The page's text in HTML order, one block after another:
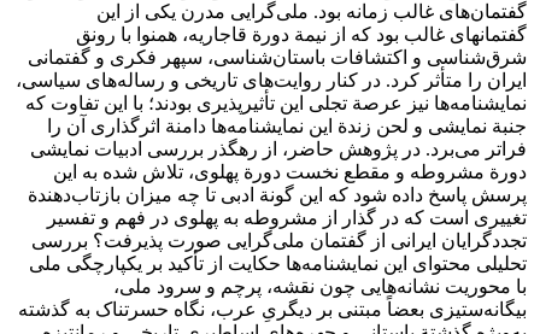
گفتمان‌های غالب زمانه بود. ملی‌گرایی مدرن یکی از این
گفتمان‎های غالب بود که از نیمة دورة قاجاریه، همنوا با رونق
شرق‌شناسی و اکتشافات باستان‌شناسی، سپهر فکری و گفتمانی
ایران را متأثر کرد. در کنار روایت‌های تاریخی و رساله‌های سیاسی،
نمایشنامه‌ها نیز عرصة تجلی این تأثیرپذیری بودند؛ با این تفاوت که
جنبة نمایشی و لحن زندة این نمایشنامه‌ها دامنة اثرگذاری آن را
فراتر می‌برد. در پژوهش حاضر، از رهگذر بررسی ادبیات نمایشی
دورة مشروطه و مقطع نخست دورة پهلوی، تلاش شده به این
پرسش پاسخ داده شود که این گونة ادبی تا چه میزان بازتاب‌دهندة
تغییری است که در گذار از مشروطه به پهلوی در فهم و تفسیر
تجددگرایان ایرانی از گفتمان ملی‌گرایی صورت پذیرفت؟ بررسی
تحلیلی محتوای این نمایشنامه‌ها حکایت از تأکید بر یکپارچگی ملی
با محوریت نشانه‌هایی چون نقشه، پرچم و سرود ملی،
بیگانه‌ستیزی بعضاً مبتنی بر دیگریِ عرب، نگاه حسرتناک به گذشته